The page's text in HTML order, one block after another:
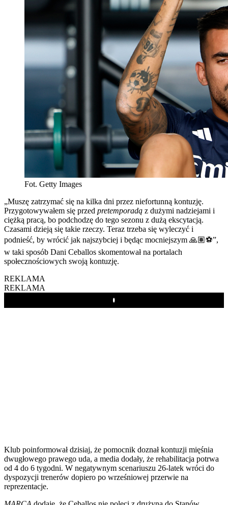
Fot. Getty Images
„Muszę zatrzymać się na kilka dni przez niefortunną kontuzję.
Przygotowywałem się przed pretemporadą z dużymi nadziejami i
ciężką pracą, bo podchodzę do tego sezonu z dużą ekscytacją.
Czasami dzieją się takie rzeczy. Teraz trzeba się wyleczyć i
podnieść, by wrócić jak najszybciej i będąc mocniejszym 🙏🏽⚽️”,
w taki sposób Dani Ceballos skomentował na portalach
społecznościowych swoją kontuzję.
REKLAMA
REKLAMA
Play
Klub poinformował dzisiaj, że pomocnik doznał kontuzji mięśnia
dwugłowego prawego uda, a media dodały, że rehabilitacja potrwa
od 4 do 6 tygodni. W negatywnym scenariuszu 26-latek wróci do
dyspozycji trenerów dopiero po wrześniowej przerwie na
reprezentacje.